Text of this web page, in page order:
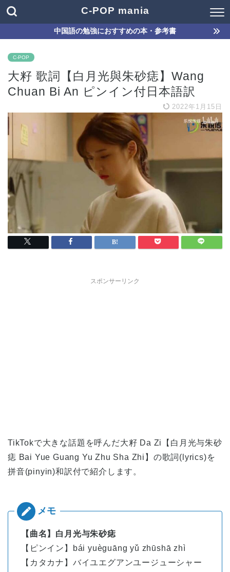
C-POP mania
中国語の勉強におすすめの本・参考書
C-POP
大籽 歌詞【白月光與朱砂痣】Wang
Chuan Bi An ピンイン付日本語訳
2022年1月15日
スポンサーリンク
TikTokで大きな話題を呼んだ大籽 Da Zi【白月光与朱砂
痣 Bai Yue Guang Yu Zhu Sha Zhi】の歌詞(lyrics)を
拼音(pinyin)和訳付で紹介します。
【曲名】白月光与朱砂痣
【ピンイン】bái yuèguāngyǔ zhūshā zhì
【カタカナ】バイユエグアンユージューシャー